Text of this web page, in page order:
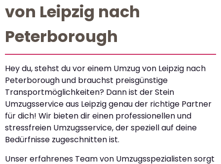
von Leipzig nach
Peterborough
Hey du, stehst du vor einem Umzug von Leipzig nach
Peterborough und brauchst preisgünstige
Transportmöglichkeiten? Dann ist der Stein
Umzugsservice aus Leipzig genau der richtige Partner
für dich! Wir bieten dir einen professionellen und
stressfreien Umzugsservice, der speziell auf deine
Bedürfnisse zugeschnitten ist.
Unser erfahrenes Team von Umzugsspezialisten sorgt